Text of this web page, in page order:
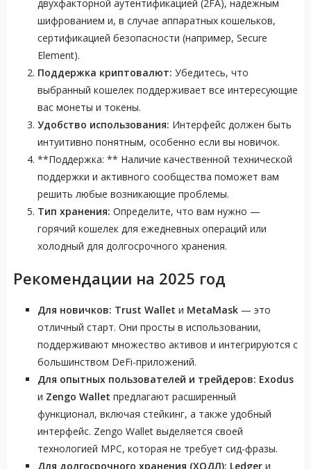
двухфакторной аутентификацией (2FA), надежным
шифрованием и, в случае аппаратных кошельков,
сертификацией безопасности (например, Secure
Element).
Поддержка криптовалют: Убедитесь, что
выбранный кошелек поддерживает все интересующие
вас монеты и токены.
Удобство использования: Интерфейс должен быть
интуитивно понятным, особенно если вы новичок.
**Поддержка: ** Наличие качественной технической
поддержки и активного сообщества поможет вам
решить любые возникающие проблемы.
Тип хранения: Определите, что вам нужно —
горячий кошелек для ежедневных операций или
холодный для долгосрочного хранения.
Рекомендации на 2025 год
Для новичков: Trust Wallet и MetaMask— это
отличный старт. Они просты в использовании,
поддерживают множество активов и интегрируются с
большинством DeFi-приложений.
Для опытных пользователей и трейдеров: Exodus
и Zengo Wallet предлагают расширенный
функционал, включая стейкинг, а также удобный
интерфейс. Zengo Wallet выделяется своей
технологией MPC, которая не требует сид-фразы.
Для долгосрочного хранения (ХОДЛ): Ledgerи